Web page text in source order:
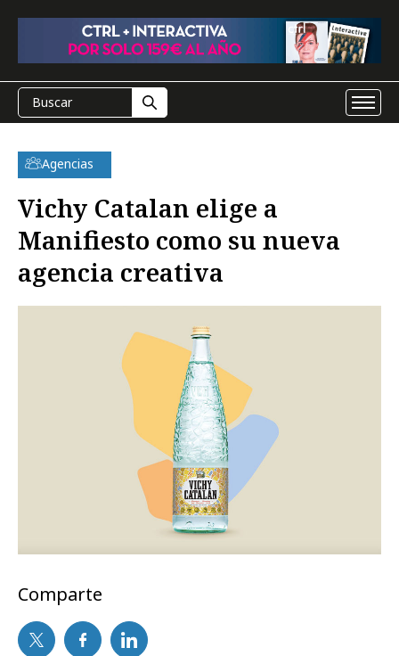
Agencias
Vichy Catalan elige a
Manifiesto como su nueva
agencia creativa
Comparte